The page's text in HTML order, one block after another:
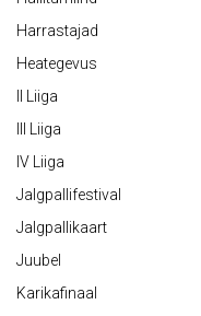
Harrastajad
Heategevus
II Liiga
III Liiga
IV Liiga
Jalgpallifestival
Jalgpallikaart
Juubel
Karikafinaal